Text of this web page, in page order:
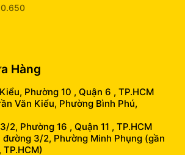
Hàng
Phường 10 , Quận 6 , TP.HCM
Văn Kiểu, Phường Bình Phú,
2, Phường 16 , Quận 11 , TP.HCM
3/2, Phường Minh Phụng (gần